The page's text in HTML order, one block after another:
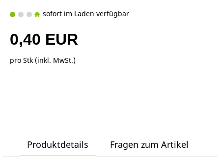
sofort im Laden verfügbar
0,40 EUR
pro Stk (inkl. MwSt.)
Produktdetails Fragen zum Artikel